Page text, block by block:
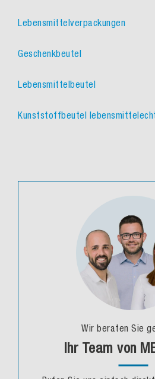
Lebensmittelverpackungen
Geschenkbeutel
Lebensmittelbeutel
Kunststoffbeutel
Wir beraten Sie
Ihr Team von